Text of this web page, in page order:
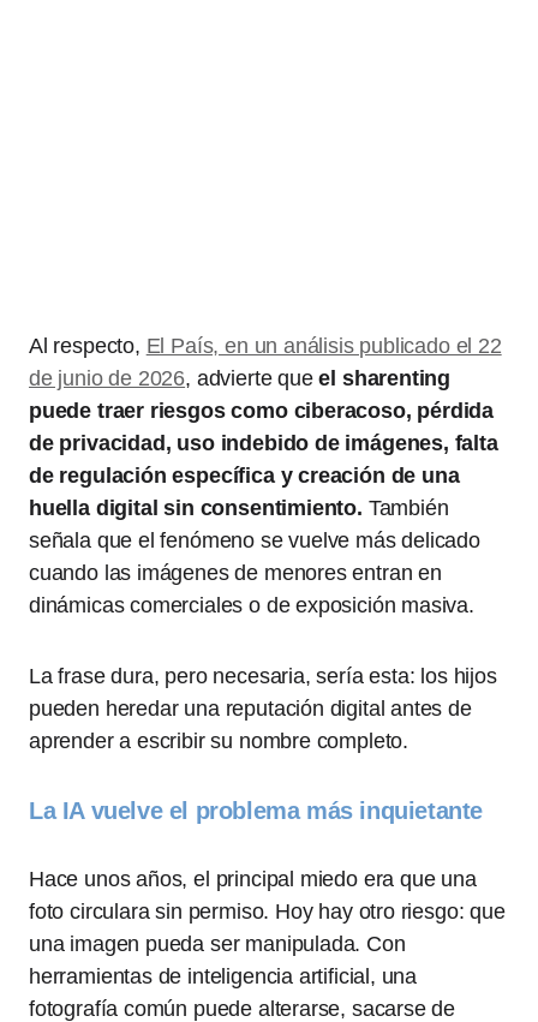
Al respecto, El País, en un análisis publicado el 22
de junio de 2026, advierte queel sharenting
puede traer riesgos como ciberacoso, pérdida
de privacidad, uso indebido de imágenes, falta
de regulación específica y creación de una
huella digital sin consentimiento. También
señala que el fenómeno se vuelve más delicado
cuando las imágenes de menores entran en
dinámicas comerciales o de exposición masiva.
La frase dura, pero necesaria, sería esta: los hijos
pueden heredar una reputación digital antes de
aprender a escribir su nombre completo.
La IA vuelve el problema más inquietante
Hace unos años, el principal miedo era que una
foto circulara sin permiso. Hoy hay otro riesgo: que
una imagen pueda ser manipulada. Con
herramientas de inteligencia artificial, una
fotografía común puede alterarse, sacarse de